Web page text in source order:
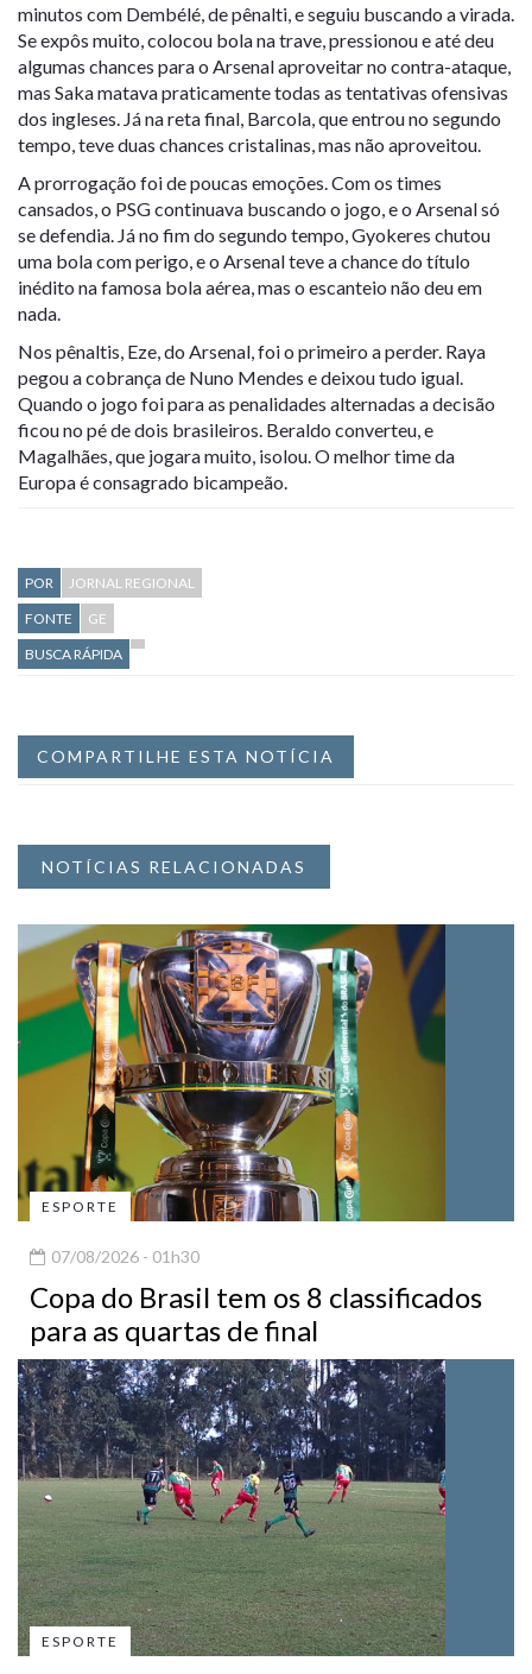
minutos com Dembélé, de pênalti, e seguiu buscando a virada.
Se expôs muito, colocou bola na trave, pressionou e até deu
algumas chances para o Arsenal aproveitar no contra-ataque,
mas Saka matava praticamente todas as tentativas ofensivas
dos ingleses. Já na reta final, Barcola, que entrou no segundo
tempo, teve duas chances cristalinas, mas não aproveitou.
A prorrogação foi de poucas emoções. Com os times
cansados, o PSG continuava buscando o jogo, e o Arsenal só
se defendia. Já no fim do segundo tempo, Gyokeres chutou
uma bola com perigo, e o Arsenal teve a chance do título
inédito na famosa bola aérea, mas o escanteio não deu em
nada.
Nos pênaltis, Eze, do Arsenal, foi o primeiro a perder. Raya
pegou a cobrança de Nuno Mendes e deixou tudo igual.
Quando o jogo foi para as penalidades alternadas a decisão
ficou no pé de dois brasileiros. Beraldo converteu, e
Magalhães, que jogara muito, isolou. O melhor time da
Europa é consagrado bicampeão.
POR
JORNAL REGIONAL
FONTE
GE
BUSCA RÁPIDA
COMPARTILHE ESTA NOTÍCIA
NOTÍCIAS RELACIONADAS
ESPORTE
07/08/2026 - 01h30
Copa do Brasil tem os 8 classificados
para as quartas de final
ESPORTE